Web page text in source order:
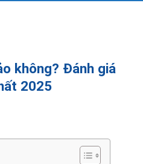
không? Đánh giá
2025